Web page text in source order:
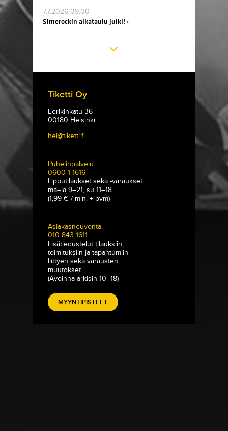
7.7.2026 09:00
Simerockin aikataulu julki! ›
Tiketti Oy
Eerikinkatu 36
00180 Helsinki
hei@tiketti.fi
Puhelinpalvelu
0600-1-1616
Lipputilaukset sekä -varaukset.
ma–la 9–21, su 11–18
(1,99 € / min. + pvm)
Asiakasneuvonta
010 843 1611
Lisätiedustelut tilauksiin,
toimituksiin ja tapahtumiin
liittyen sekä varausten
muutokset.
(Avoinna arkisin 10–18)
MYYNTIPISTEET